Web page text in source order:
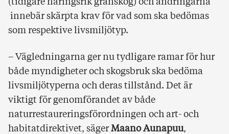
(tidigare näringsrik granskog) och ändringarna
innebär skärpta krav för vad som ska bedömas
som respektive livsmiljötyp.
– Vägledningarna ger nu tydligare ramar för hur
både myndigheter och skogsbruk ska bedöma
livsmiljötyperna och deras tillstånd. Det är
viktigt för genomförandet av både
naturrestaureringsförordningen och art- och
habitatdirektivet, sägerMaano Aunapuu,